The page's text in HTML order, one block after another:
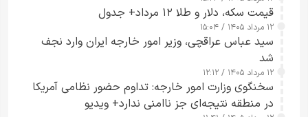
قیمت سکه، دلار و طلا ۱۲ مرداد+ جدول
۱۲ مرداد ۱۴۰۵ / ۱۵:۰۴
سید عباس عراقچی، وزیر امور خارجه ایران وارد نجف
شد
۱۲ مرداد ۱۴۰۵ / ۱۲:۱۲
سخنگوی وزارت امور خارجه: تداوم حضور نظامی آمریکا
در منطقه نتیجه‌ای جز ناامنی ندارد+ ویدیو